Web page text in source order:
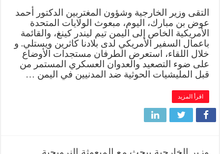
التقى وزير الخارجية وشؤون المغتربين الدكتور أحمد
عوض بن مبارك، اليوم، مبعوث الولايات المتحدة
الأمريكية الخاص إلى اليمن تيم ليندر كينغ، والقائمة
باعمال السفير الأمريكي لدى بلادنا كاثرين ويستلي. و
خلال اللقاء، استعرض الطرفان مستجدات الأوضاع
على ضوء التصعيد والعدوان العسكري المستمر من
قبل المليشيات الحوثية ضد المدنيين في اليمن …
اقرأ المزيد